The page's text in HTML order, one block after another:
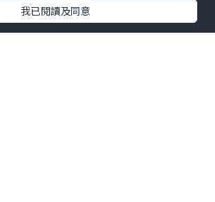
牌活動 】
丶旅遊丶美食丶親子丶寵物丶扮靚
我已閱讀及同意